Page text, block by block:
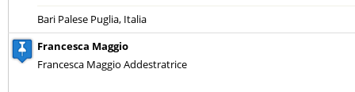
Bari Palese Puglia, Italia
Francesca Maggio
Francesca Maggio Addestratrice